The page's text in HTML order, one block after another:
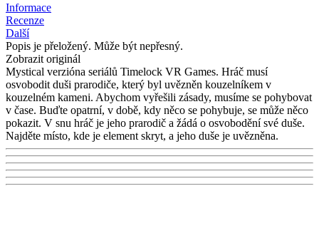
Informace
Recenze
Další
Popis je přeložený. Může být nepřesný.
Zobrazit originál
Mystical verzióna seriálů Timelock VR Games. Hráč musí
osvobodit duši prarodiče, který byl uvězněn kouzelníkem v
kouzelném kameni. Abychom vyřešili zásady, musíme se pohybovat
v čase. Buďte opatrní, v době, kdy něco se pohybuje, se může něco
pokazit. V snu hráč je jeho prarodič a žádá o osvobodění své duše.
Najděte místo, kde je element skryt, a jeho duše je uvězněna.